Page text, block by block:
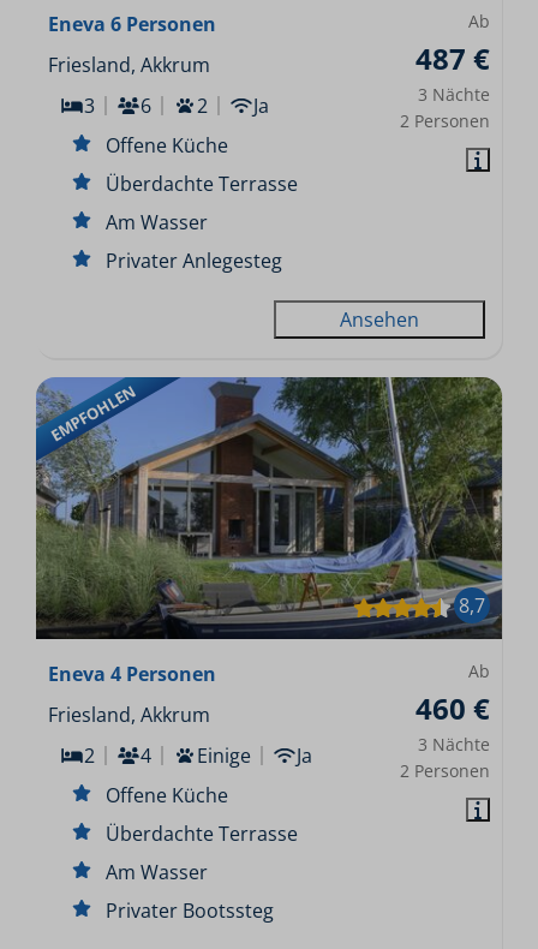
Ab
487 €
3 Nächte
2 Personen
Eneva 6 Personen
Friesland, Akkrum
3
6 2
Ja
Offene Küche
Überdachte Terrasse
Am Wasser
Privater Anlegesteg
Ansehen
EMPFOHLEN
8,7
Ab
460 €
3 Nächte
2 Personen
Eneva 4 Personen
Friesland, Akkrum
2
4 Einige
Ja
Offene Küche
Überdachte Terrasse
Am Wasser
Privater Bootssteg